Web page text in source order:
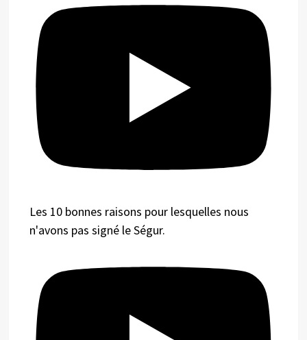
Les 10 bonnes raisons pour lesquelles nous
n'avons pas signé le Ségur.